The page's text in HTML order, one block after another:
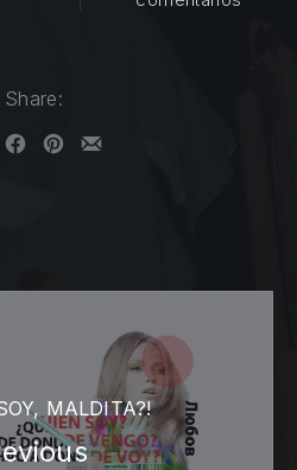
Share:
MALDITA?!